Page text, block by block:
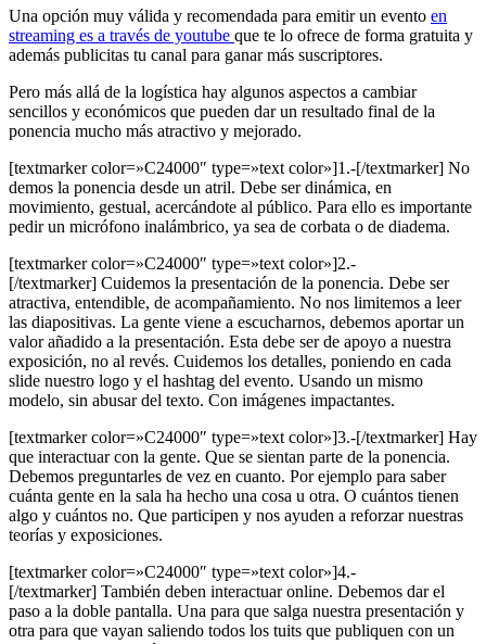
Una opción muy válida y recomendada para emitir un evento en
streaming es a través de youtube que te lo ofrece de forma gratuita y
además publicitas tu canal para ganar más suscriptores.
Pero más allá de la logística hay algunos aspectos a cambiar
sencillos y económicos que pueden dar un resultado final de la
ponencia mucho más atractivo y mejorado.
[textmarker color=»C24000″ type=»text color»]1.-[/textmarker] No
demos la ponencia desde un atril. Debe ser dinámica, en
movimiento, gestual, acercándote al público. Para ello es importante
pedir un micrófono inalámbrico, ya sea de corbata o de diadema.
[textmarker color=»C24000″ type=»text color»]2.-
[/textmarker] Cuidemos la presentación de la ponencia. Debe ser
atractiva, entendible, de acompañamiento. No nos limitemos a leer
las diapositivas. La gente viene a escucharnos, debemos aportar un
valor añadido a la presentación. Esta debe ser de apoyo a nuestra
exposición, no al revés. Cuidemos los detalles, poniendo en cada
slide nuestro logo y el hashtag del evento. Usando un mismo
modelo, sin abusar del texto. Con imágenes impactantes.
[textmarker color=»C24000″ type=»text color»]3.-[/textmarker] Hay
que interactuar con la gente. Que se sientan parte de la ponencia.
Debemos preguntarles de vez en cuanto. Por ejemplo para saber
cuánta gente en la sala ha hecho una cosa u otra. O cuántos tienen
algo y cuántos no. Que participen y nos ayuden a reforzar nuestras
teorías y exposiciones.
[textmarker color=»C24000″ type=»text color»]4.-
[/textmarker] También deben interactuar online. Debemos dar el
paso a la doble pantalla. Una para que salga nuestra presentación y
otra para que vayan saliendo todos los tuits que publiquen con un